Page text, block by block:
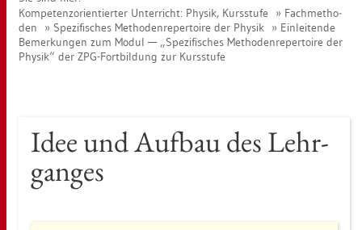
Kom­pe­tenz­ori­en­tier­ter Un­ter­richt: Phy­sik, Kurs­stu­fe
Fach­me­tho­
den
Spe­zi­fi­sches Me­tho­den­re­per­toire der Phy­sik
Ein­lei­ten­de
Be­mer­kun­gen zum Modul —
Spe­zi­fi­sches Me­tho­den­re­per­toire der
Phy­sik
der ZPG-Fort­bil­dung zur Kurs­stu­fe
Idee und Auf­bau des Lehr­
gan­ges